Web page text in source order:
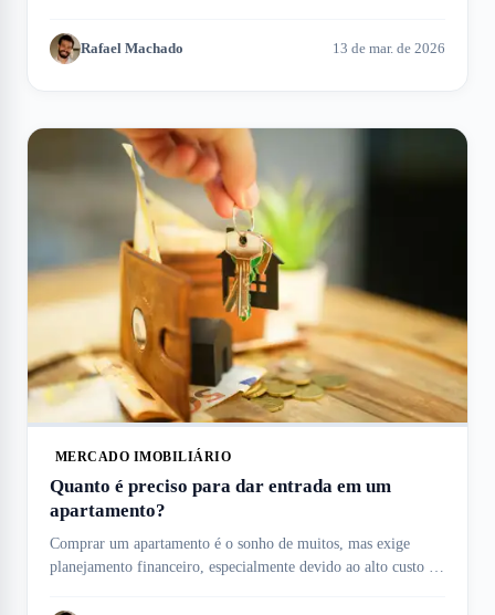
Rafael Machado 13 de mar. de 2026
MERCADO IMOBILIÁRIO
Quanto é preciso para dar entrada em um
apartamento?
Comprar um apartamento é o sonho de muitos, mas exige
planejamento financeiro, especialmente devido ao alto custo da